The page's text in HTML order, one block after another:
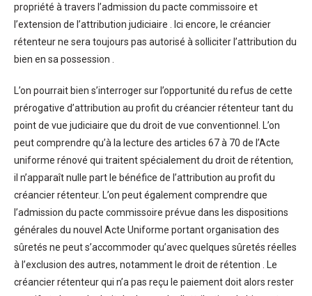
propriété à travers l’admission du pacte commissoire et
l’extension de l’attribution judiciaire . Ici encore, le créancier
rétenteur ne sera toujours pas autorisé à solliciter l’attribution du
bien en sa possession .
L’on pourrait bien s’interroger sur l’opportunité du refus de cette
prérogative d’attribution au profit du créancier rétenteur tant du
point de vue judiciaire que du droit de vue conventionnel. L’on
peut comprendre qu’à la lecture des articles 67 à 70 de l’Acte
uniforme rénové qui traitent spécialement du droit de rétention,
il n’apparaît nulle part le bénéfice de l’attribution au profit du
créancier rétenteur. L’on peut également comprendre que
l’admission du pacte commissoire prévue dans les dispositions
générales du nouvel Acte Uniforme portant organisation des
sûretés ne peut s’accommoder qu’avec quelques sûretés réelles
à l’exclusion des autres, notamment le droit de rétention . Le
créancier rétenteur qui n’a pas reçu le paiement doit alors rester